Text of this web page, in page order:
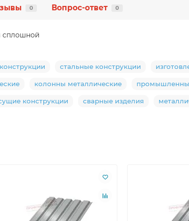
0 Вопрос-ответ 0
сплошной
стальные конструкции
колонны металлические
конструкции сварные изделия